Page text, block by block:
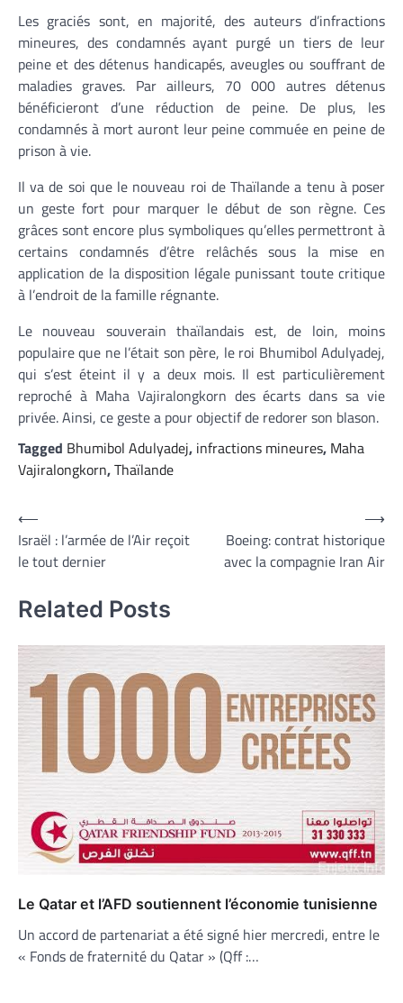
Les graciés sont, en majorité, des auteurs d’infractions
mineures, des condamnés ayant purgé un tiers de leur
peine et des détenus handicapés, aveugles ou souffrant de
maladies graves. Par ailleurs, 70 000 autres détenus
bénéficieront d’une réduction de peine. De plus, les
condamnés à mort auront leur peine commuée en peine de
prison à vie.
Il va de soi que le nouveau roi de Thaïlande a tenu à poser
un geste fort pour marquer le début de son règne. Ces
grâces sont encore plus symboliques qu’elles permettront à
certains condamnés d’être relâchés sous la mise en
application de la disposition légale punissant toute critique
à l’endroit de la famille régnante.
Le nouveau souverain thaïlandais est, de loin, moins
populaire que ne l’était son père, le roi Bhumibol Adulyadej,
qui s’est éteint il y a deux mois. Il est particulièrement
reproché à Maha Vajiralongkorn des écarts dans sa vie
privée. Ainsi, ce geste a pour objectif de redorer son blason.
Tagged Bhumibol Adulyadej, infractions mineures, Maha
Vajiralongkorn,Thaïlande
Navigation
de
l’article
⟵
Israël : l’armée de l’Air reçoit
le tout dernier
Boeing: contrat historique
avec la compagnie Iran Air
⟶
Related Posts
Le Qatar et l’AFD soutiennent l’économie tunisienne
Un accord de partenariat a été signé hier mercredi, entre le
« Fonds de fraternité du Qatar » (Qff :…